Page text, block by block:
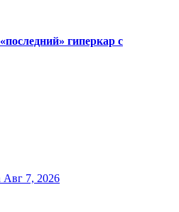
гиперкар с
Авг 7, 2026